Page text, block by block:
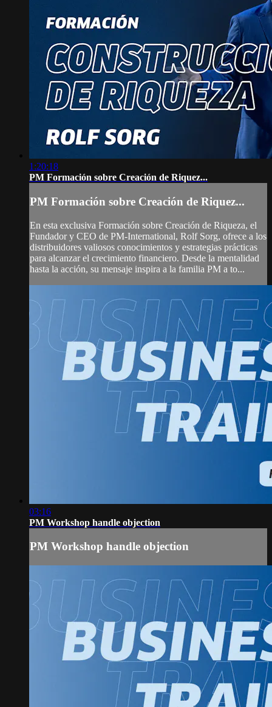
1:20:18
PM Formación sobre Creación de Riquez...
PM Formación sobre Creación de Riquez...
En esta exclusiva Formación sobre Creación de Riqueza, el
Fundador y CEO de PM-International, Rolf Sorg, ofrece a los
distribuidores valiosos conocimientos y estrategias prácticas
para alcanzar el crecimiento financiero. Desde la mentalidad
hasta la acción, su mensaje inspira a la familia PM a to...
03:16
PM Workshop handle objection
PM Workshop handle objection